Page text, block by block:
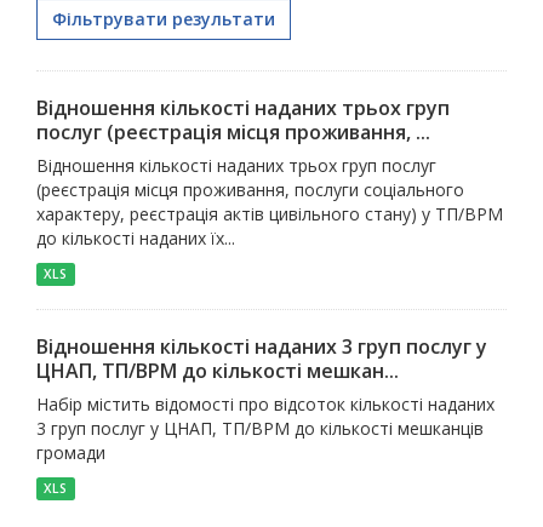
Фільтрувати результати
Відношення кількості наданих трьох груп
послуг (реєстрація місця проживання, ...
Відношення кількості наданих трьох груп послуг
(реєстрація місця проживання, послуги соціального
характеру, реєстрація актів цивільного стану) у ТП/ВРМ
до кількості наданих їх...
XLS
Відношення кількості наданих 3 груп послуг у
ЦНАП, ТП/ВРМ до кількості мешкан...
Набір містить відомості про відсоток кількості наданих
3 груп послуг у ЦНАП, ТП/ВРМ до кількості мешканців
громади
XLS